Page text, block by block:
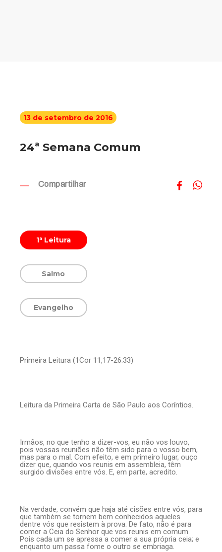
13 de setembro de 2016
24ª Semana Comum
Compartilhar
1ª Leitura
Salmo
Evangelho
Primeira Leitura (1Cor 11,17-26.33)
Leitura da Primeira Carta de São Paulo aos Coríntios.
Irmãos, no que tenho a dizer-vos, eu não vos louvo,
pois vossas reuniões não têm sido para o vosso bem,
mas para o mal. Com efeito, e em primeiro lugar, ouço
dizer que, quando vos reunis em assembleia, têm
surgido divisões entre vós. E, em parte, acredito.
Na verdade, convém que haja até cisões entre vós, para
que também se tornem bem conhecidos aqueles
dentre vós que resistem à prova. De fato, não é para
comer a Ceia do Senhor que vos reunis em comum.
Pois cada um se apressa a comer a sua própria ceia; e
enquanto um passa fome o outro se embriaga.